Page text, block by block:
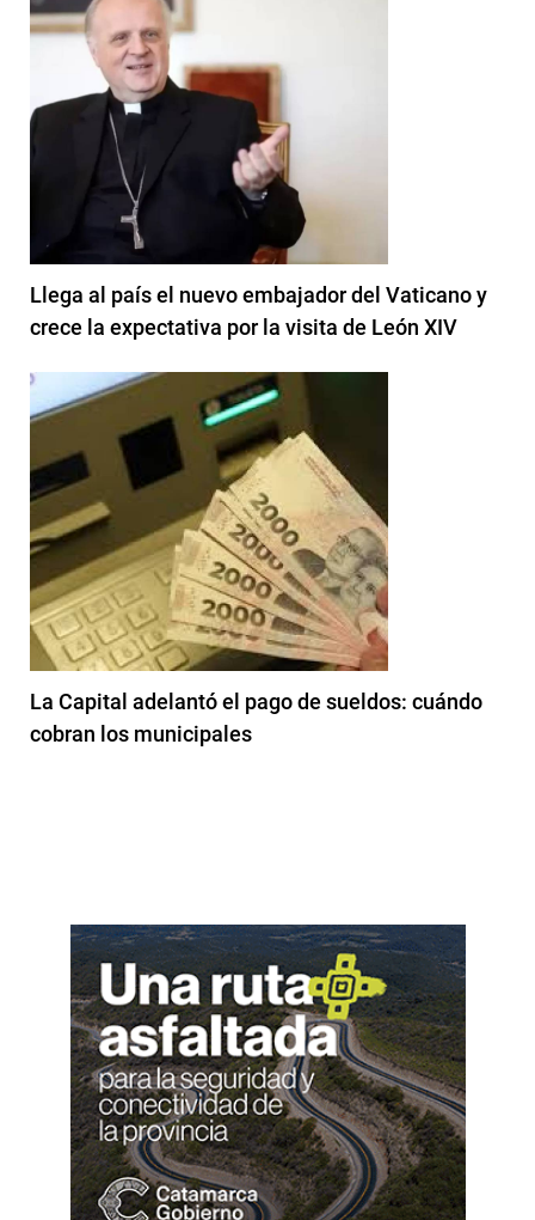
Llega al país el nuevo embajador del Vaticano y
crece la expectativa por la visita de León XIV
La Capital adelantó el pago de sueldos: cuándo
cobran los municipales